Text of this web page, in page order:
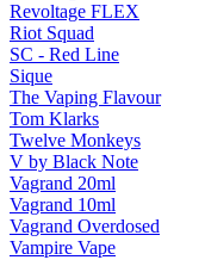
Revoltage FLEX
Riot Squad
SC - Red Line
Sique
The Vaping Flavour
Tom Klarks
Twelve Monkeys
V by Black Note
Vagrand 20ml
Vagrand 10ml
Vagrand Overdosed
Vampire Vape